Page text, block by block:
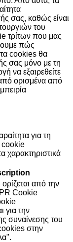
σας, καθώς είναι
του
τρίτων που μας
πώς
τα cookies θα
σας μόνο με τη
να εξαιρεθείτε
ορισμένα από
για τη
cookie
χαρακτηριστικά
από την
Cookie
για την
συναίνεσης του
στην